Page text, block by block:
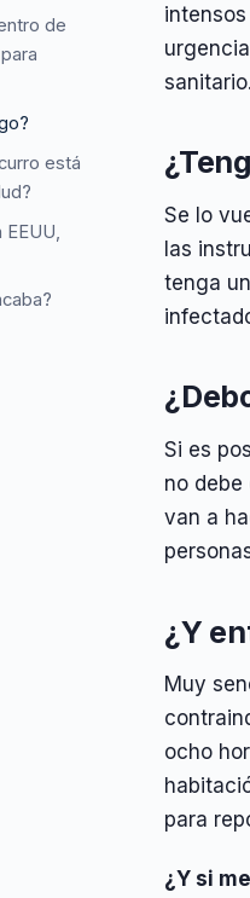
de
está
Se lo
las
tenga
Si es
no
van a
¿Y
Muy
ocho
para
¿Y si